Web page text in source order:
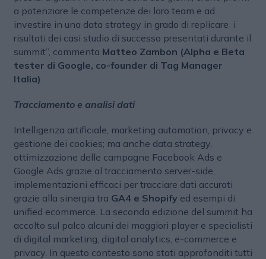
a potenziare le competenze dei loro team e ad
investire in una data strategy in grado di replicare i
risultati dei casi studio di successo presentati durante il
summit”, commenta Matteo Zambon (Alpha e Beta
tester di Google, co-founder di Tag Manager
Italia)
Tracciamento e analisi dati
Intelligenza artificiale, marketing automation, privacy e
gestione dei cookies; ma anche data strategy,
ottimizzazione delle campagne Facebook Ads e
Google Ads grazie al tracciamento server-side,
implementazioni efficaci per tracciare dati accurati
grazie alla sinergia tra GA4 e Shopifyed esempi di
unified ecommerce. La seconda edizione del summit ha
accolto sul palco alcuni dei maggiori player e specialisti
di digital marketing, digital analytics, e-commerce e
privacy. In questo contesto sono stati approfonditi tutti